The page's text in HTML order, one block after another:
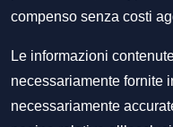
compenso senza costi
Le informazioni
necessariamente fornite
necessariamente